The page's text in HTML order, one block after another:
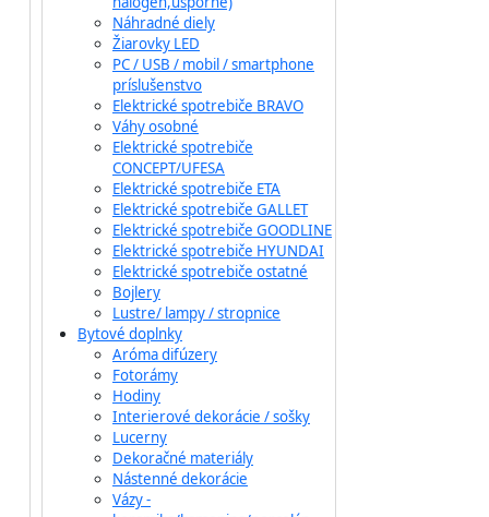
Náhradné diely
Žiarovky LED
PC / USB / mobil / smartphone
príslušenstvo
Elektrické spotrebiče BRAVO
Váhy osobné
Elektrické spotrebiče
CONCEPT/UFESA
Elektrické spotrebiče ETA
Elektrické spotrebiče GALLET
Elektrické spotrebiče GOODLINE
Elektrické spotrebiče HYUNDAI
Elektrické spotrebiče ostatné
Bojlery
Lustre/ lampy / stropnice
Bytové doplnky
Aróma difúzery
Fotorámy
Hodiny
Interierové dekorácie / sošky
Lucerny
Dekoračné materiály
Nástenné dekorácie
Vázy -